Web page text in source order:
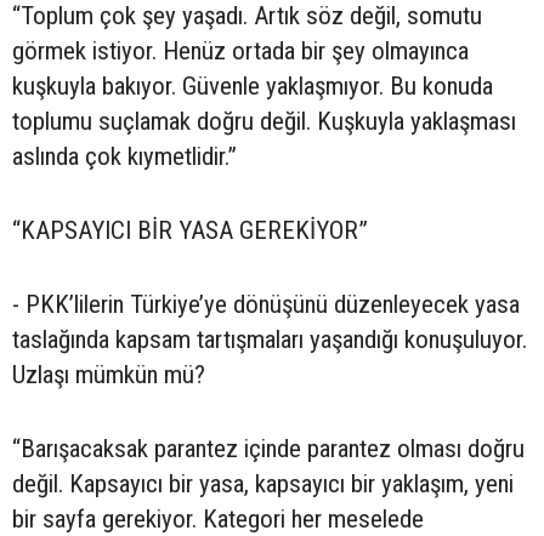
“Toplum çok şey yaşadı. Artık söz değil, somutu
görmek istiyor. Henüz ortada bir şey olmayınca
kuşkuyla bakıyor. Güvenle yaklaşmıyor. Bu konuda
toplumu suçlamak doğru değil. Kuşkuyla yaklaşması
aslında çok kıymetlidir.”
“KAPSAYICI BİR YASA GEREKİYOR”
- PKK’lilerin Türkiye’ye dönüşünü düzenleyecek yasa
taslağında kapsam tartışmaları yaşandığı konuşuluyor.
Uzlaşı mümkün mü?
“Barışacaksak parantez içinde parantez olması doğru
değil. Kapsayıcı bir yasa, kapsayıcı bir yaklaşım, yeni
bir sayfa gerekiyor. Kategori her meselede